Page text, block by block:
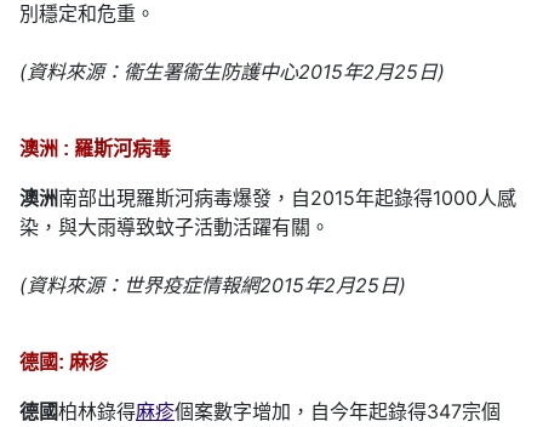
別穩定和危重。
(資料來源：衞生署衞生防護中心2015年2月25日)
澳洲 : 羅斯河病毒
澳洲南部出現羅斯河病毒爆發，自2015年起錄得1000人感
染，與大雨導致蚊子活動活躍有關。
(資料來源：世界疫症情報網2015年2月25日)
德國: 麻疹
德國柏林錄得麻疹個案數字增加，自今年起錄得347宗個